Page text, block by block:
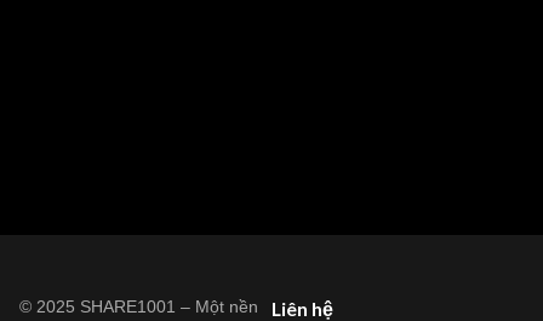
© 2025 SHARE1001 – Một nền
Liên hệ